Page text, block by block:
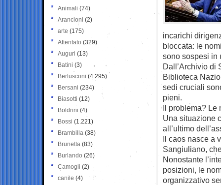
incarichi
bloccata: le
sono sospesi in
Dall’Archivio di
Biblioteca
sedi cruciali
pieni.
Il problema? Le
Una situazione
all’ultimo
Il caos nasce a
Sangiuliano,
Nonostante
posizioni, le
organizzativo
Animali (74)
Arancioni (2)
arte (175)
Attentato (329)
Auguri (13)
Batini (3)
Berlusconi (4.295)
Bersani (234)
Biasotti (12)
Boldrini (4)
Bossi (1.221)
Brambilla (38)
Brunetta (83)
Burlando (26)
Camogli (2)
canile (4)